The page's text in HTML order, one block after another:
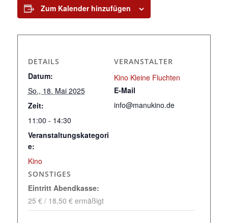
Zum Kalender hinzufügen
DETAILS
Datum:
So., 18. Mai 2025
Zeit:
11:00 - 14:30
Veranstaltungskategori
e:
Kino
VERANSTALTER
Kino Kleine Fluchten
E-Mail
info@manukino.de
SONSTIGES
Eintritt Abendkasse:
25 € / 18,50 € ermäßigt